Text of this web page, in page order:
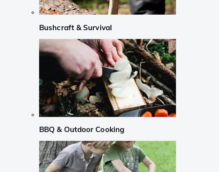
Bushcraft & Survival
BBQ & Outdoor Cooking